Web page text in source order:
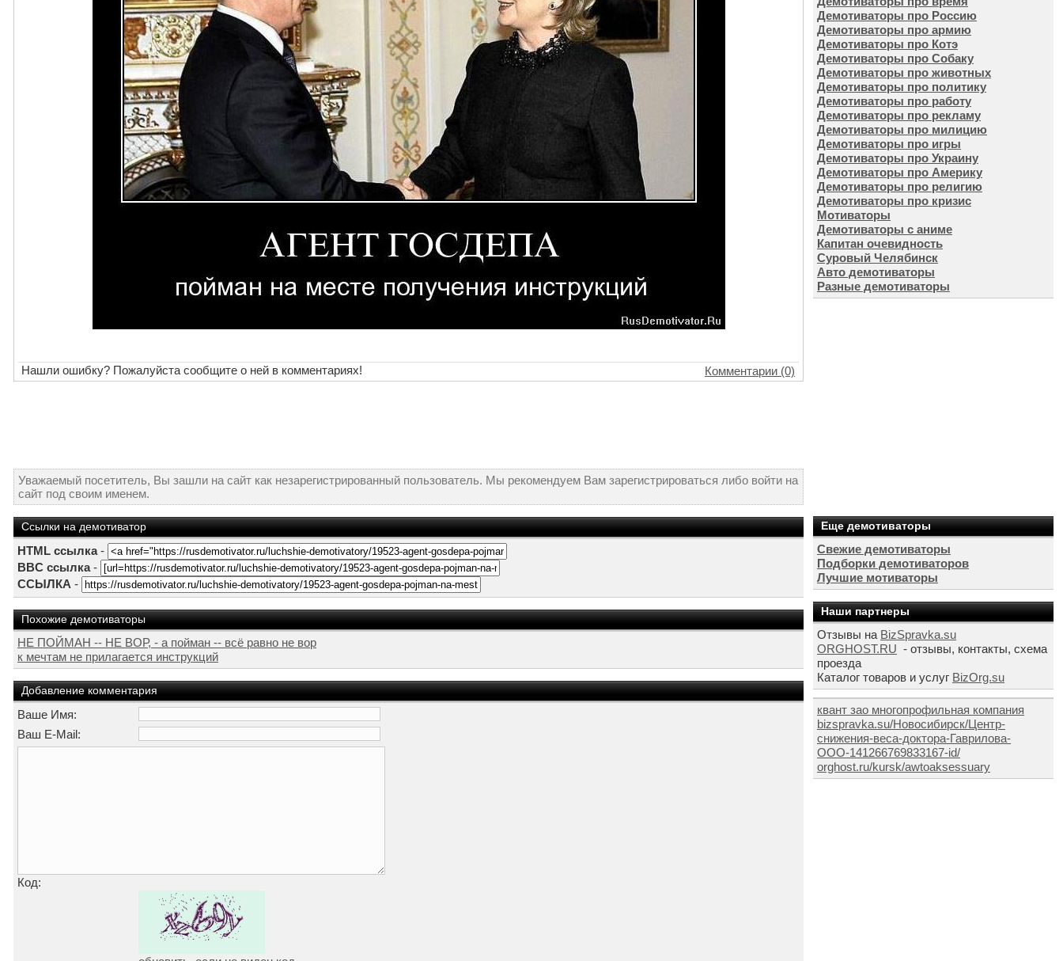
Нашли ошибку? Пожалуйста сообщите о ней в комментариях! Комментарии (0)
Уважаемый посетитель, Вы зашли на сайт как незарегистрированный пользователь. Мы рекомендуем Вам зарегистрироваться либо войти на
сайт под своим именем.
Ссылки на демотиватор
HTML ссылка-
BBC ссылка-
ССЫЛКА -
Похожие демотиваторы
НЕ ПОЙМАН -- НЕ ВОР, - а пойман -- всё равно не вор
к мечтам не прилагается инструкций
Добавление комментария
Ваше Имя:
Ваш E-Mail:
Код:
Демотиваторы про Россию
Демотиваторы про армию
Демотиваторы про Котэ
Демотиваторы про Собаку
Демотиваторы про животных
Демотиваторы про политику
Демотиваторы про работу
Демотиваторы про рекламу
Демотиваторы про милицию
Демотиваторы про игры
Демотиваторы про Украину
Демотиваторы про Америку
Демотиваторы про религию
Демотиваторы про кризис
Мотиваторы
Демотиваторы с аниме
Капитан очевидность
Суровый Челябинск
Авто демотиваторы
Разные демотиваторы
Еще демотиваторы
Свежие демотиваторы
Подборки демотиваторов
Лучшие мотиваторы
Наши партнеры
Отзывы на BizSpravka.su
ORGHOST.RU - отзывы, контакты, схема
проезда
Каталог товаров и услуг BizOrg.su
квант зао многопрофильная компания
bizspravka.su/Новосибирск/Центр-
снижения-веса-доктора-Гаврилова-
ООО-141266769833167-id/
orghost.ru/kursk/awtoaksessuary